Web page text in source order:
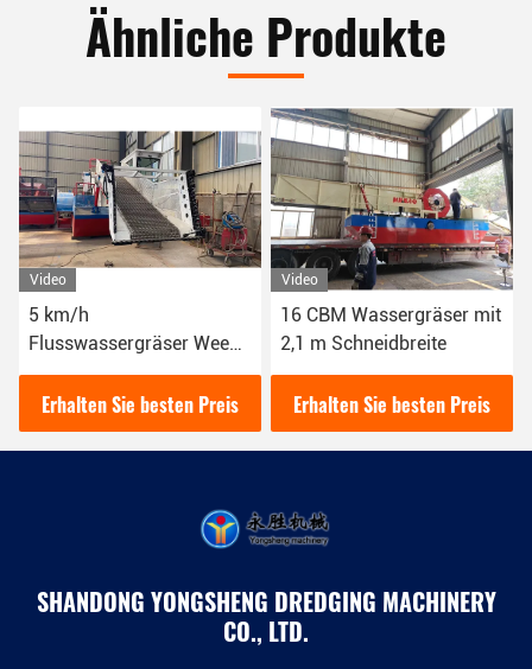
Ähnliche Produkte
Video
5 km/h
Flusswassergräser Weed
Harvester Maschine
105kw Weed Harvester
Boot 10 Kubikmeter
Erhalten Sie besten Preis
Video
16 CBM Wassergräser mit
2,1 m Schneidbreite
Erhalten Sie besten Preis
SHANDONG YONGSHENG DREDGING MACHINERY
CO., LTD.